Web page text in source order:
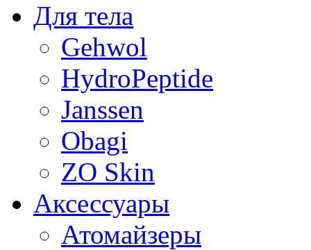
Для тела
Gehwol
HydroPeptide
Janssen
Obagi
ZO Skin
Aксессуары
Атомайзеры